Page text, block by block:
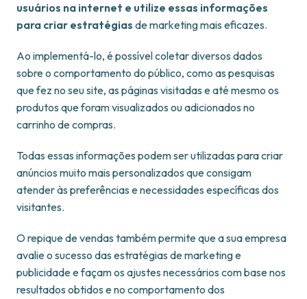
usuários na internet e utilize essas informações
para criar estratégias de marketing mais eficazes.
Ao implementá-lo, é possível coletar diversos dados
sobre o comportamento do público, como as pesquisas
que fez no seu site, as páginas visitadas e até mesmo os
produtos que foram visualizados ou adicionados no
carrinho de compras.
Todas essas informações podem ser utilizadas para criar
anúncios muito mais personalizados que consigam
atender às preferências e necessidades específicas dos
visitantes.
O repique de vendas também permite que a sua empresa
avalie o sucesso das estratégias de marketing e
publicidade e façam os ajustes necessários com base nos
resultados obtidos e no comportamento dos